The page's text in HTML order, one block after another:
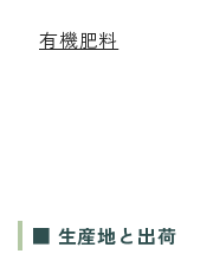
有機肥料
■ 生産地と出荷